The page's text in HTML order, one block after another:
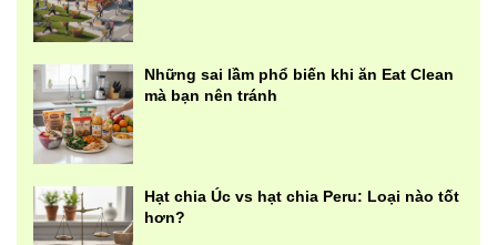
Những sai lầm phổ biến khi ăn Eat Clean
mà bạn nên tránh
Hạt chia Úc vs hạt chia Peru: Loại nào tốt
hơn?